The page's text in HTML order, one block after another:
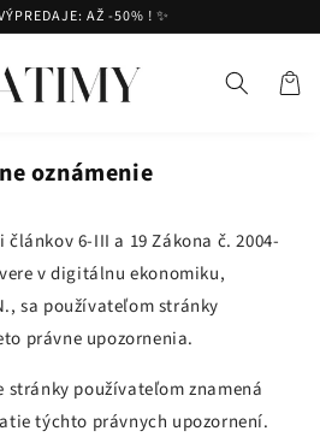
AŽ -50% ! ✨
Košík
oznámenie
6-III a 19 Zákona č. 2004-
v digitálnu ekonomiku,
sa používateľom stránky
právne upozornenia.
používateľom znamená
týchto právnych upozornení.